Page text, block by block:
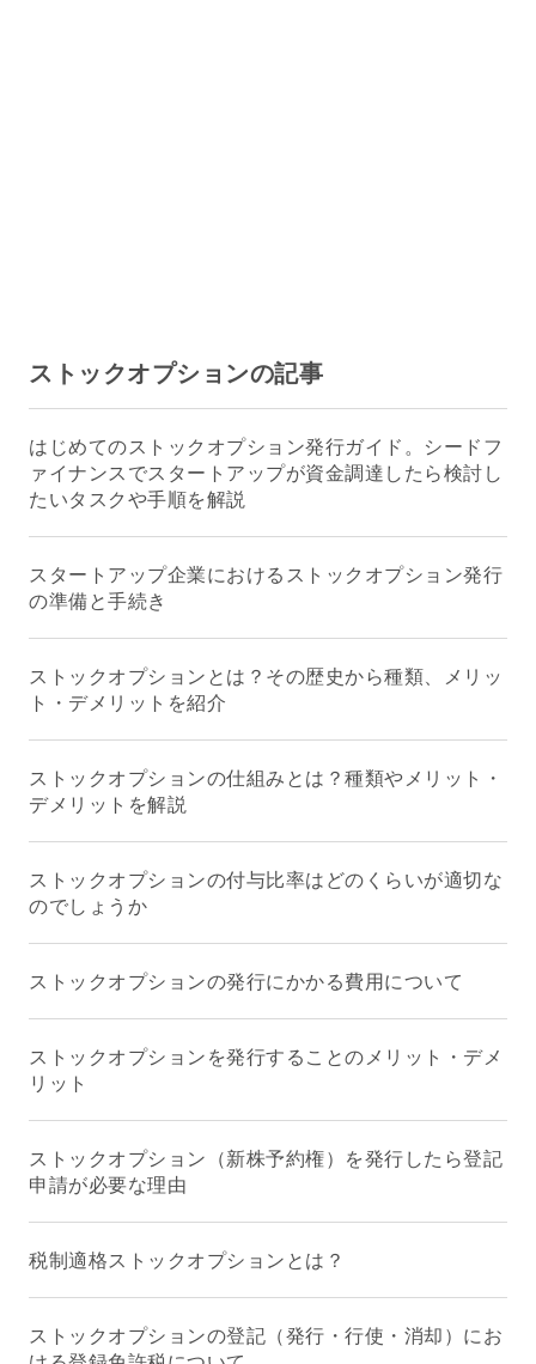
ストックオプションの記事
はじめてのストックオプション発行ガイド。シードフ
ァイナンスでスタートアップが資金調達したら検討し
たいタスクや手順を解説
スタートアップ企業におけるストックオプション発行
の準備と手続き
ストックオプションとは？その歴史から種類、メリッ
ト・デメリットを紹介
ストックオプションの仕組みとは？種類やメリット・
デメリットを解説
ストックオプションの付与比率はどのくらいが適切な
のでしょうか
ストックオプションの発行にかかる費用について
ストックオプションを発行することのメリット・デメ
リット
ストックオプション（新株予約権）を発行したら登記
申請が必要な理由
税制適格ストックオプションとは？
ストックオプションの登記（発行・行使・消却）にお